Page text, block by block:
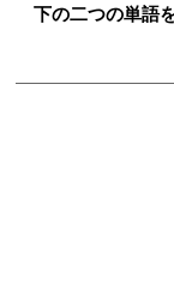
下の二つの単語